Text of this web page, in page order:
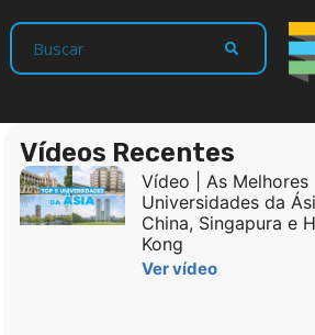
Vídeos Recentes
Vídeo | As Melhores
Universidades da
China, Singapura e
Kong
Ver vídeo